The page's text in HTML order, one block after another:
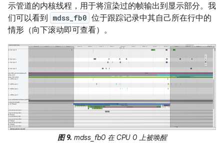
示管道的内核线程，用于将渲染过的帧输出到显示部分。我
们可以看到
mdss_fb0 位于跟踪记录中其自己所在行中的
情形（向下滚动即可查看）。
图 9. mdss_fb0 在 CPU 0 上被唤醒